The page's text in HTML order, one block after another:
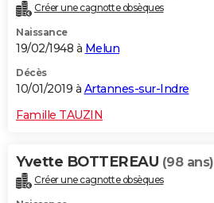
Créer une cagnotte obsèques
Naissance
19/02/1948 à Melun
Décès
10/01/2019 à Artannes-sur-Indre
Famille TAUZIN
Yvette BOTTEREAU (98 ans)
Créer une cagnotte obsèques